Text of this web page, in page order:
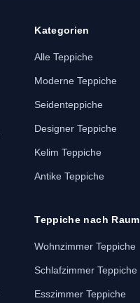
Kategorien
Alle Teppiche
Moderne Teppiche
Seidenteppiche
Designer Teppiche
Kelim Teppiche
Antike Teppiche
Teppiche nach Raum
Wohnzimmer Teppiche
Schlafzimmer Teppiche
Esszimmer Teppiche